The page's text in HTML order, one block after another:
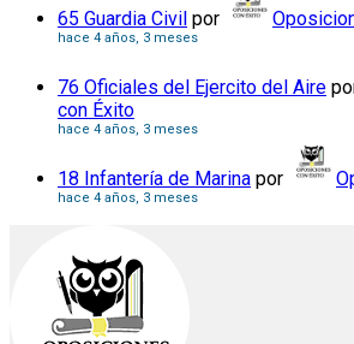
65 Guardia Civil por
hace 4 años, 3 meses
76 Oficiales del Ejercito del Aire
con Éxito
hace 4 años, 3 meses
18 Infantería de Marina por
hace 4 años, 3 meses